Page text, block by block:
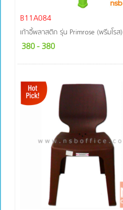
B11A084
เก้าอี้พลาสติก รุ่น Primrose (พรีมโรส)
380- 380